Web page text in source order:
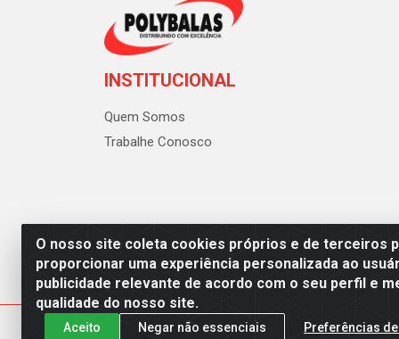
O nosso site coleta cookies próprios e de terceiros
proporcionar uma experiência personalizada ao
publicidade relevante de acordo com o seu perfil e
qualidade do nosso site.
Aceito Negar não essenciais Preferências
INSTITUCIONAL
Quem Somos
Trabalhe Conosco
Polybalas - Rua João Miguel